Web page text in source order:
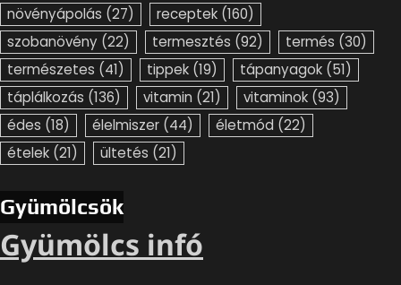
növényápolás (27) receptek (160)
szobanövény (22) termesztés (92) termés (30)
természetes (41) tippek (19) tápanyagok (51)
táplálkozás (136) vitamin (21) vitaminok (93)
édes (18) élelmiszer (44) életmód (22)
ételek (21) ültetés (21)
Gyümölcsök
Gyümölcs infó